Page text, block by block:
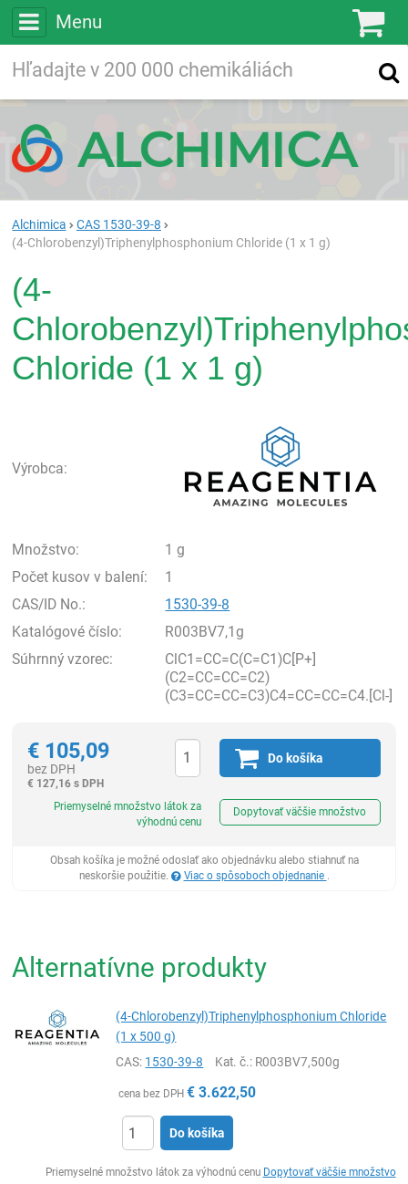
Menu
Vyhľadávanie
Alchimica
CAS 1530-39-8
(4-Chlorobenzyl)Triphenylphosphonium Chloride (1 x 1 g)
(4-
Chloride (1 x 1 g)
Výrobca:
Množstvo:
1 g
Počet kusov v balení:
1
CAS/ID No.:
1530-39-8
Katalógové číslo:
R003BV7,1g
Súhrnný vzorec:
ClC1=CC=C(C=C1)C[P+]
(C2=CC=CC=C2)
(C3=CC=CC=C3)C4=CC=CC=C4.[Cl-]
€ 105,09
bez DPH
€ 127,16 s DPH
Do košíka
Priemyselné množstvo látok za
výhodnú cenu
Dopytovať väčšie množstvo
Obsah košíka je možné odoslať ako objednávku alebo stiahnuť na
neskoršie použitie.
Viac o spôsoboch objednanie .
Alternatívne produkty
(4-Chlorobenzyl)Triphenylphosphonium Chloride
(1 x 500 g)
CAS: 1530-39-8 Kat. č.: R003BV7,500g
cena bez DPH € 3.622,50
Do košíka
Priemyselné množstvo látok za výhodnú cenu Dopytovať väčšie množstvo